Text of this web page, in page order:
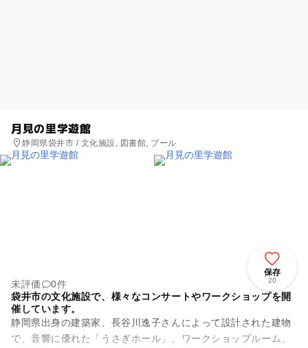
月見の里学遊館
静岡県袋井市 / 文化施設, 図書館, プール
保存
20
未評価
0件
袋井市の文化施設で、様々なコンサートやワークショップを開
催しています。
静岡県出身の建築家、長谷川逸子さんによって設計された建物
で、音響に優れた「うさぎホール」、ワークショップルーム、